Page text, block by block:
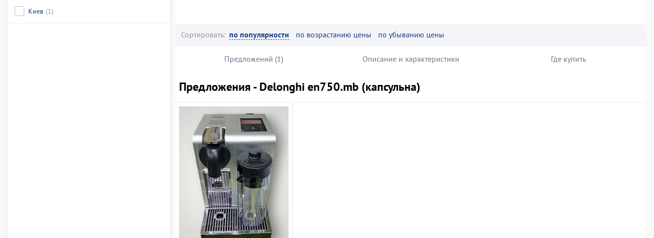
Киев (1)
Сортировать: по популярности по возрастанию цены по убыванию цены
Предложений (1) Описание и характеристики Где купить
Предложения - Delonghi en750.mb (капсульна)